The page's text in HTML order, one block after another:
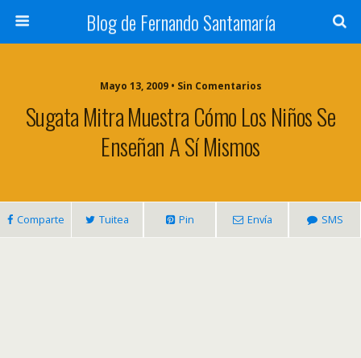
Blog de Fernando Santamaría
Mayo 13, 2009 • Sin Comentarios
Sugata Mitra Muestra Cómo Los Niños Se
Enseñan A Sí Mismos
Comparte Tuitea Pin Envía SMS